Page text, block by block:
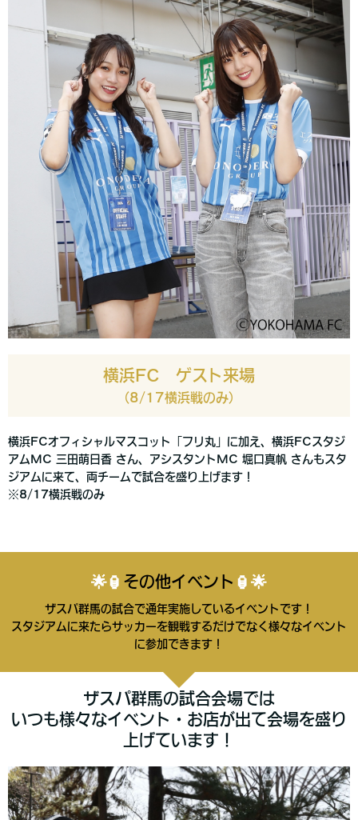
横浜FC ゲスト来場
（8/17横浜戦のみ）
横浜FCオフィシャルマスコット「フリ丸」に加え、横浜FCスタジ
アムMC 三田萌日香 さん、アシスタントMC 堀口真帆 さんもスタ
ジアムに来て、両チームで試合を盛り上げます！
※8/17横浜戦のみ
🌟🏮 その他イベント 🏮🌟
ザスパ群馬の試合で通年実施しているイベントです！
スタジアムに来たらサッカーを観戦するだけでなく様々なイベント
に参加できます！
ザスパ群馬の試合会場では
いつも様々なイベント・お店が出て会場を盛り
上げています！